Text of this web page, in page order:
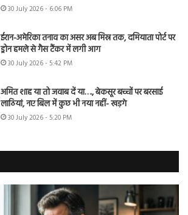
30 July 2026 - 6:06 PM
ईरान-अमेरिका तनाव का असर अब मिस्र तक, दमियाता पोर्ट पर
ड्रोन हमले से गैस टैंकर में लगी आग
30 July 2026 - 5:42 PM
अमित शाह या तो जवाब दें या…., बेकसूर बच्चों पर बरसाई
लाठियां, नए बिल में कुछ भी नया नहीं- खड़गे
30 July 2026 - 5:20 PM